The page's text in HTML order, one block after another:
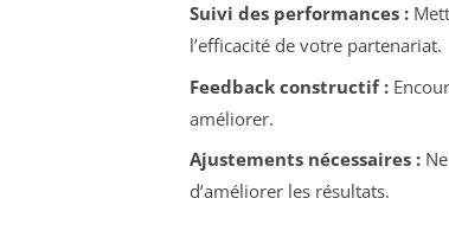
Suivi des performances :
l’efficacité de votre partenariat.
Feedback constructif :
améliorer.
Ajustements nécessaires :Ne
d’améliorer les résultats.